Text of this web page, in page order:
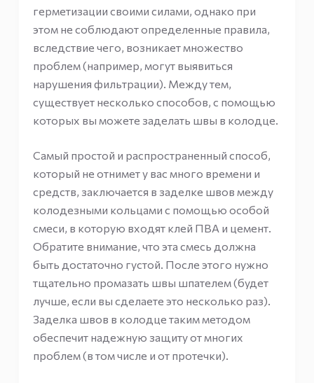
герметизации своими силами, однако при
этом не соблюдают определенные правила,
вследствие чего, возникает множество
проблем (например, могут выявиться
нарушения фильтрации). Между тем,
существует несколько способов, с помощью
которых вы можете заделать швы в колодце.
Самый простой и распространенный способ,
который не отнимет у вас много времени и
средств, заключается в заделке швов между
колодезными кольцами с помощью особой
смеси, в которую входят клей ПВА и цемент.
Обратите внимание, что эта смесь должна
быть достаточно густой. После этого нужно
тщательно промазать швы шпателем (будет
лучше, если вы сделаете это несколько раз).
Заделка швов в колодце таким методом
обеспечит надежную защиту от многих
проблем (в том числе и от протечки).